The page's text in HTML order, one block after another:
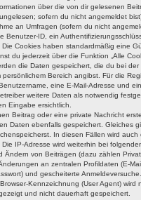
über die von dir gelesenen
sofern du nicht angemeldet
an Umfragen (sofern du nicht
Benutzer-ID, ein
Cookies haben standardmäßig eine
du jederzeit über die Funktion „Alle
die Daten gespeichert, die du bei
persönlichem Bereich angibst. Für die
eine E-Mail-Adresse und
weitere Daten als notwendig
Eingabe ersichtlich.
Beitrag oder eine private Nachricht
Daten ebenfalls gespeichert. Gleiches
In diesen Fällen wird auch
IP-Adresse wird weiterhin bei
Ändern von Beiträgen (dazu zählen
an zentralen Profildaten (E-
und gescheiterte
Kennzeichnung (User Agent) wird
und nicht dauerhaft gespeichert.